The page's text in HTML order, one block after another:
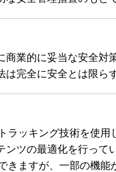
業的に妥当な安全対
完全に安全とは限らず
ッキング技術を使用
ツの最適化を行ってい
ますが、一部の機能